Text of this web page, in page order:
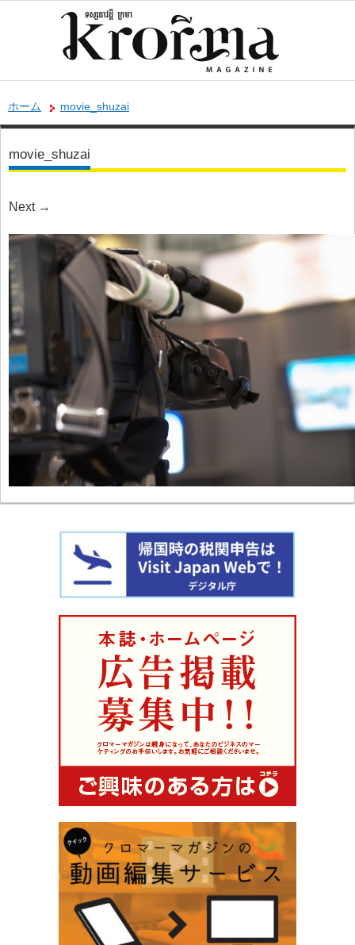
ホーム movie_shuzai
movie_shuzai
Next →